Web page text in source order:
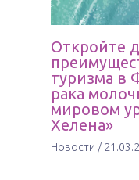
Откройте
туризма в
рака
мировом
Хелена»
Новости /